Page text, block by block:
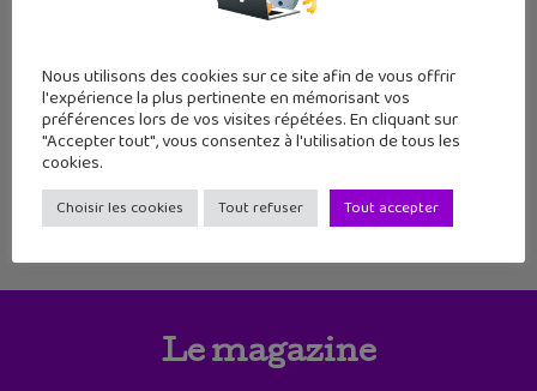
19 20 21 22 23 24
Le magazine
Nous utilisons des cookies sur ce site afin de vous offrir
l'expérience la plus pertinente en mémorisant vos
préférences lors de vos visites répétées. En cliquant sur
"Accepter tout", vous consentez à l'utilisation de tous les
cookies.
Choisir les cookies Tout refuser Tout accepter